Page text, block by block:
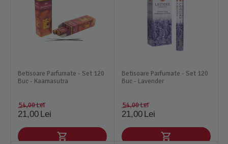
Betisoare Parfumate - Set 120
Buc - Kaamasutra
54,00Lei
21,00 Lei
Betisoare Parfumate - Set 120
Buc - Lavender
54,00Lei
21,00 Lei